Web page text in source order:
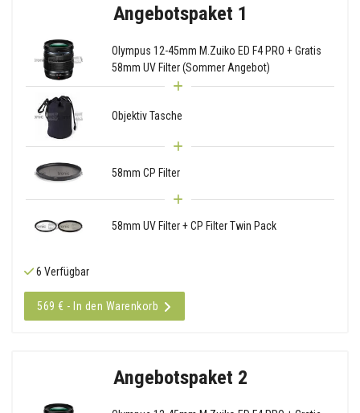
Angebotspaket 1
Olympus 12-45mm M.Zuiko ED F4 PRO + Gratis
58mm UV Filter (Sommer Angebot)
Objektiv Tasche
58mm CP Filter
58mm UV Filter + CP Filter Twin Pack
6 Verfügbar
569 € - In den Warenkorb
Angebotspaket 2